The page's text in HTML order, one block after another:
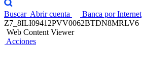
Buscar Abrir cuenta
Banca por Internet
Z7_8ILI09412PVV0062BTDN8MRLV6
Web Content Viewer
Acciones